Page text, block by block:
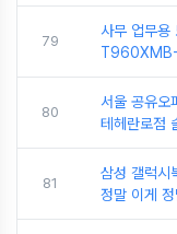
79
사무 업무용
T960XMB-
80
서울 공유오
테헤란로점
81
삼성 갤럭
정말 이게